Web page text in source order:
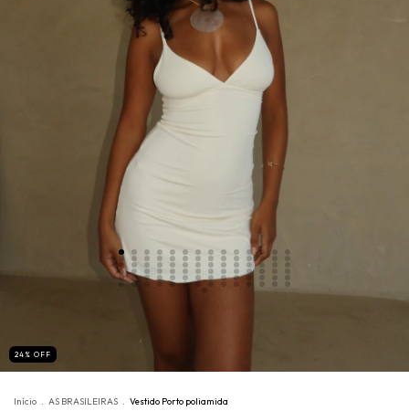
24 % OFF
Início . AS BRASILEIRAS . Vestido Porto poliamida